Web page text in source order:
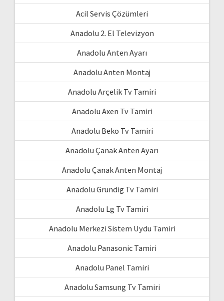
Acil Servis Çözümleri
Anadolu 2. El Televizyon
Anadolu Anten Ayarı
Anadolu Anten Montaj
Anadolu Arçelik Tv Tamiri
Anadolu Axen Tv Tamiri
Anadolu Beko Tv Tamiri
Anadolu Çanak Anten Ayarı
Anadolu Çanak Anten Montaj
Anadolu Grundig Tv Tamiri
Anadolu Lg Tv Tamiri
Anadolu Merkezi Sistem Uydu Tamiri
Anadolu Panasonic Tamiri
Anadolu Panel Tamiri
Anadolu Samsung Tv Tamiri